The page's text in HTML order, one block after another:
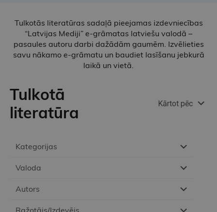
Kategorijas
Valoda
Autors
Tulkotās literatūras sadaļā pieejamas izdevniecības
“Latvijas Mediji” e-grāmatas latviešu valodā –
pasaules autoru darbi dažādām gaumēm. Izvēlieties
savu nākamo e-grāmatu un baudiet lasīšanu jebkurā
laikā un vietā.
Tulkotā
literatūra
Kārtot pēc